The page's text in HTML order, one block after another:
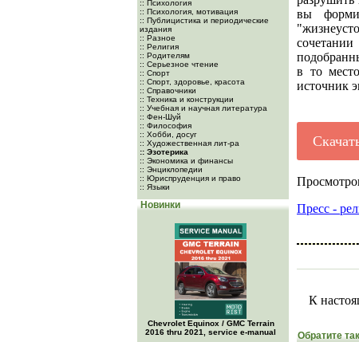
:: Психология
:: Психология, мотивация
:: Публицистика и периодические
издания
:: Разное
:: Религия
:: Родителям
:: Серьезное чтение
:: Спорт
:: Спорт, здоровье, красота
:: Справочники
:: Техника и конструкции
:: Учебная и научная литература
:: Фен-Шуй
:: Философия
:: Хобби, досуг
:: Художественная лит-ра
:: Эзотерика
:: Экономика и финансы
:: Энциклопедии
:: Юриспруденция и право
:: Языки
Новинки
Chevrolet Equinox / GMC Terrain
2016 thru 2021, service e-manual
вы
в то
источник
Пресс -
К
Обратите